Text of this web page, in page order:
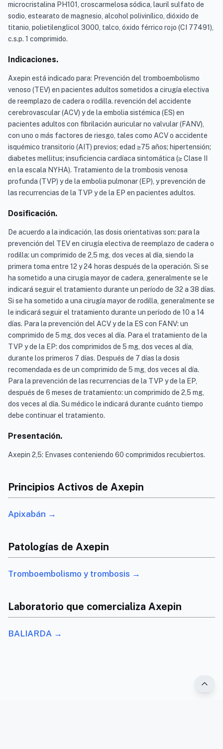
microcristalina PH101, croscarmelosa sódica, lauril sulfato de
sodio, estearato de magnesio, alcohol polivinílico, dióxido de
titanio, polietilenglicol 3000, talco, óxido férrico rojo (CI 77491),
c.s.p. 1 comprimido.
Indicaciones.
Axepin está indicado para: Prevención del tromboembolismo
venoso (TEV) en pacientes adultos sometidos a cirugía electiva
de reemplazo de cadera o rodilla. revención del accidente
cerebrovascular (ACV) y de la embolia sistémica (ES) en
pacientes adultos con fibrilación auricular no valvular (FANV),
con uno o más factores de riesgo, tales como ACV o accidente
isquémico transitorio (AIT) previos; edad ≥75 años; hipertensión;
diabetes mellitus; insuficiencia cardíaca sintomática (≥ Clase II
en la escala NYHA). Tratamiento de la trombosis venosa
profunda (TVP) y de la embolia pulmonar (EP), y prevención de
las recurrencias de la TVP y de la EP en pacientes adultos.
Dosificación.
De acuerdo a la indicación, las dosis orientativas son: para la
prevención del TEV en cirugía electiva de reemplazo de cadera o
rodilla: un comprimido de 2,5 mg, dos veces al día, siendo la
primera toma entre 12 y 24 horas después de la operación. Si se
ha sometido a una cirugía mayor de cadera, generalmente se le
indicará seguir el tratamiento durante un período de 32 a 38 días.
Si se ha sometido a una cirugía mayor de rodilla, generalmente se
le indicará seguir el tratamiento durante un período de 10 a 14
días. Para la prevención del ACV y de la ES con FANV: un
comprimido de 5 mg, dos veces al día. Para el tratamiento de la
TVP y de la EP: dos comprimidos de 5 mg, dos veces al día,
durante los primeros 7 días. Después de 7 días la dosis
recomendada es de un comprimido de 5 mg, dos veces al día.
Para la prevención de las recurrencias de la TVP y de la EP,
después de 6 meses de tratamiento: un comprimido de 2,5 mg,
dos veces al día. Su médico le indicará durante cuánto tiempo
debe continuar el tratamiento.
Presentación.
Axepin 2,5: Envases conteniendo 60 comprimidos recubiertos.
Principios Activos de Axepin
Apixabán →
Patologías de Axepin
Tromboembolismo y trombosis →
Laboratorio que comercializa Axepin
BALIARDA →